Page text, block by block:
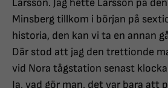
Larsson. Jag hette Larsson på
Minsberg tillkom i början på
historia, den kan vi ta en annan
Där stod att jag den trettionde
vid Nora tågstation senast
Ja, vad gör man, det var bara att